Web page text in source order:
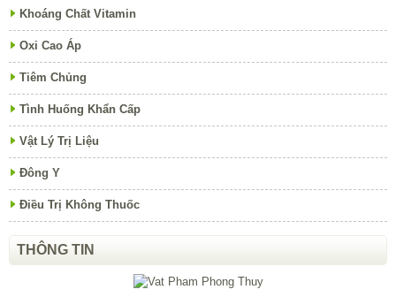
Khoáng Chất Vitamin
Oxi Cao Áp
Tiêm Chủng
Tình Huống Khẩn Cấp
Vật Lý Trị Liệu
Đông Y
Điều Trị Không Thuốc
THÔNG TIN